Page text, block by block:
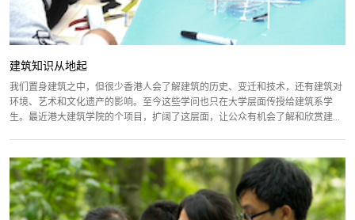
建筑知识从地起
我们置身建筑之中，但很少香港人会了解建筑的历史、变迁和技术，还有建筑对
环境、艺术和文化遗产的影响。至今这些学问也只在大学层面传授给建筑系学
生。最近港大建筑学院的个项目，扩阔了这层面，让公众有机会了解和欣赏建...